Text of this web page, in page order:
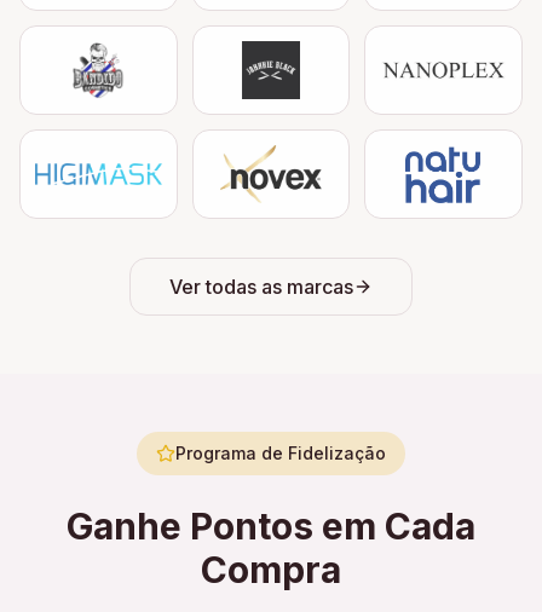
Ver todas as marcas
Programa de Fidelização
Ganhe Pontos em Cada
Compra